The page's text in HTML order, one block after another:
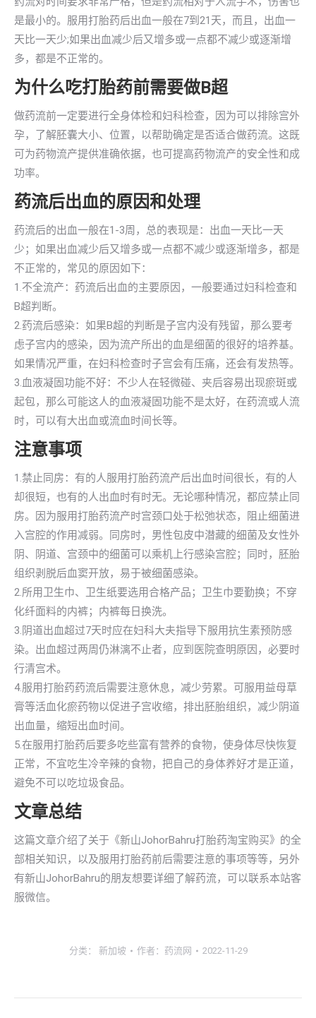
是最小的。服用打胎药后出血一般在7到21天，而且，出血一
天比一天少;如果出血减少后又增多或一点都不减少或逐渐增
多，都是不正常的。
为什么吃打胎药前需要做B超
做药流前一定要进行全身体检和妇科检查，因为可以排除宫外
孕，了解胚囊大小、位置，以帮助确定是否适合做药流。这既
可为药物流产提供准确依据，也可提高药物流产的安全性和成
功率。
药流后出血的原因和处理
药流后的出血一般在1-3周，总的表现是：出血一天比一天
少；如果出血减少后又增多或一点都不减少或逐渐增多，都是
不正常的，常见的原因如下：
1.不全流产：药流后出血的主要原因，一般要通过妇科检查和
B超判断。
2.药流后感染：如果B超的判断是子宫内没有残留，那么要考
虑子宫内的感染，因为流产所出的血是细菌的很好的培养基。
如果情况严重，在妇科检查时子宫会有压痛，还会有发热等。
3.血液凝固功能不好：不少人在轻微碰、夹后容易出现瘀斑或
起包，那么可能这人的血液凝固功能不是太好，在药流或人流
时，可以有大出血或流血时间长等。
注意事项
1.禁止同房：有的人服用打胎药流产后出血时间很长，有的人
却很短，也有的人出血时有时无。无论哪种情况，都应禁止同
房。因为服用打胎药流产时宫颈口处于松弛状态，阻止细菌进
入宫腔的作用减弱。同房时，男性包皮中潜藏的细菌及女性外
阴、阴道、宫颈中的细菌可以乘机上行感染宫腔；同时，胚胎
组织剥脱后血窦开放，易于被细菌感染。
2.所用卫生巾、卫生纸要选用合格产品；卫生巾要勤换；不穿
化纤面料的内裤；内裤每日换洗。
3.阴道出血超过7天时应在妇科大夫指导下服用抗生素预防感
染。出血超过两周仍淋漓不止者，应到医院查明原因，必要时
行清宫术。
4.服用打胎药药流后需要注意休息，减少劳累。可服用益母草
膏等活血化瘀药物以促进子宫收缩，排出胚胎组织，减少阴道
出血量，缩短出血时间。
5.在服用打胎药后要多吃些富有营养的食物，使身体尽快恢复
正常，不宜吃生冷辛辣的食物，把自己的身体养好才是正道，
避免不可以吃垃圾食品。
文章总结
这篇文章介绍了关于《新山JohorBahru打胎药淘宝购买》的全
部相关知识，以及服用打胎药前后需要注意的事项等等，另外
有新山JohorBahru的朋友想要详细了解药流，可以联系本站客
服微信。
分类： 新加坡 作者： 药流网 2022-11-29